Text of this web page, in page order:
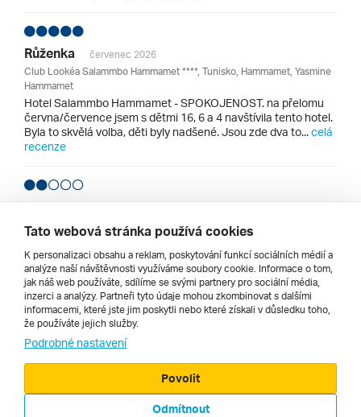
Růženka
červenec 2026
Club Lookéa Salammbo Hammamet ****, Tunisko, Hammamet, Yasmine
Hammamet
Hotel Salammbo Hammamet - SPOKOJENOST. na přelomu
června/července jsem s dětmi 16, 6 a 4 navštívila tento hotel.
Byla to skvělá volba, děti byly nadšené. Jsou zde dva to...celá
recenze
Naďa
Mediterranee Thalasso Golf Hotel ***, Tunisko, Hammamet
Týdenní pobyt. Takový střed. Zahrada ano, ale za mě
neudržovaná tak jak by mohla být, když má být součástí
hotelového pobytu. Celkově i dost zhuš...celá recenze
Všechny recenze hotelů v lokalitě Hammamet
Tato webová stránka používá cookies
K personalizaci obsahu a reklam, poskytování funkcí sociálních médií a
analýze naší návštěvnosti využíváme soubory cookie. Informace o tom,
jak náš web používáte, sdílíme se svými partnery pro sociální média,
inzerci a analýzy. Partneři tyto údaje mohou zkombinovat s dalšími
informacemi, které jste jim poskytli nebo které získali v důsledku toho,
že používáte jejich služby.
Podrobné nastavení
Odmítnout
Povolit